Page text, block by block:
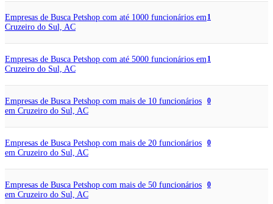
Empresas de Busca Petshop com até 1000 funcionários em
Cruzeiro do Sul, AC
1
Empresas de Busca Petshop com até 5000 funcionários em
Cruzeiro do Sul, AC
1
Empresas de Busca Petshop com mais de 10 funcionários
em Cruzeiro do Sul, AC
0
Empresas de Busca Petshop com mais de 20 funcionários
em Cruzeiro do Sul, AC
0
Empresas de Busca Petshop com mais de 50 funcionários
em Cruzeiro do Sul, AC
0